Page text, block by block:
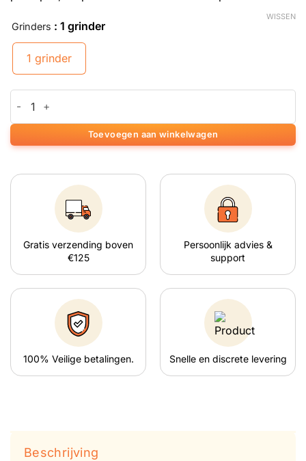
Grinders : 1 grinder
1 grinder
WISSEN
Toevoegen aan winkelwagen
Gratis verzending boven
€125
Persoonlijk advies &
support
100% Veilige betalingen. Snelle en discrete levering
Beschrijving